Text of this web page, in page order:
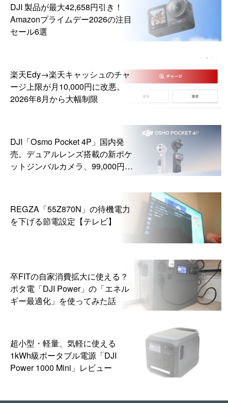
DJI 製品が最大42,658円引き！
Amazonプライムデー2026の注目
セール6選
楽天Edy→楽天キャッシュのチャ
ージ上限が月10,000円に改悪。
2026年8月から大幅制限
DJI「Osmo Pocket 4P」国内発
売。デュアルレンズ搭載の新ポケ
ットジンバルカメラ、99,000円か
REGZA「55Z870N」の待機電力
を下げる節電設定【テレビ】
卒FITの自家消費拡大に使える？
ポタ電「DJI Power」の「エネル
ギー最適化」を使ってみた話
超小型・軽量、気軽に使える
1kWh級ポータブル電源「DJI
Power 1000 Mini」レビュー